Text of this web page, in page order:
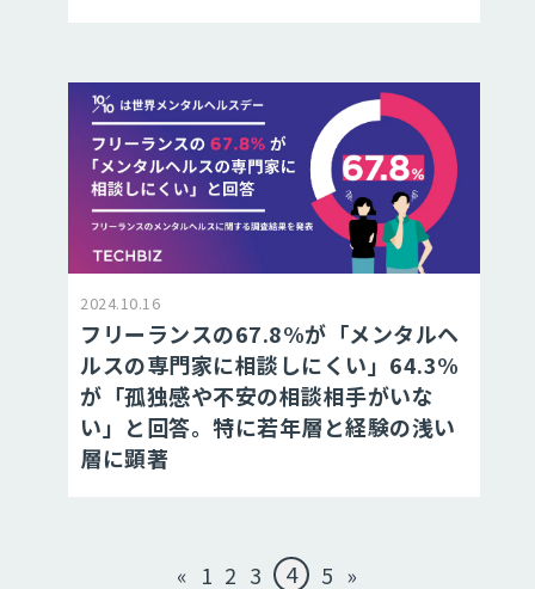
2024.10.16
フリーランスの67.8%が「メンタルヘ
ルスの専門家に相談しにくい」64.3%
が「孤独感や不安の相談相手がいな
い」と回答。特に若年層と経験の浅い
層に顕著
« 1 2 3 4 5 »